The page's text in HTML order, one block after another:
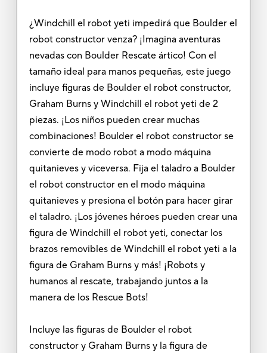
¿Windchill el robot yeti impedirá que Boulder el
robot constructor venza? ¡Imagina aventuras
nevadas con Boulder Rescate ártico! Con el
tamaño ideal para manos pequeñas, este juego
incluye figuras de Boulder el robot constructor,
Graham Burns y Windchill el robot yeti de 2
piezas. ¡Los niños pueden crear muchas
combinaciones! Boulder el robot constructor se
convierte de modo robot a modo máquina
quitanieves y viceversa. Fija el taladro a Boulder
el robot constructor en el modo máquina
quitanieves y presiona el botón para hacer girar
el taladro. ¡Los jóvenes héroes pueden crear una
figura de Windchill el robot yeti, conectar los
brazos removibles de Windchill el robot yeti a la
figura de Graham Burns y más! ¡Robots y
humanos al rescate, trabajando juntos a la
manera de los Rescue Bots!
Incluye las figuras de Boulder el robot
constructor y Graham Burns y la figura de